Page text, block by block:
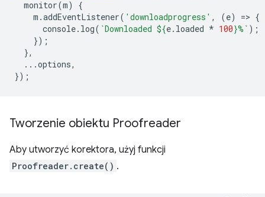
monitor(m)
{
m .addEventListener( 'downloadprogress' , (e) => {
console. log( `Downloaded ${e. loaded * 100}%` );
});
},
...options,
});
Tworzenie obiektu Proofreader
Aby utworzyć korektora, użyj funkcji
Proofreader.create() .